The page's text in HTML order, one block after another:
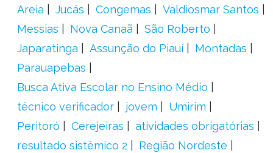
Areia
Jucás Congemas
Valdiosmar Santos
Messias
Nova Canaã
São Roberto
Japaratinga
Assunção do Piauí
Montadas
Parauapebas
Busca Ativa Escolar no Ensino Médio
técnico verificador
jovem
Umirim
Peritoró
Cerejeiras
atividades obrigatórias
resultado sistêmico 2
Região Nordeste